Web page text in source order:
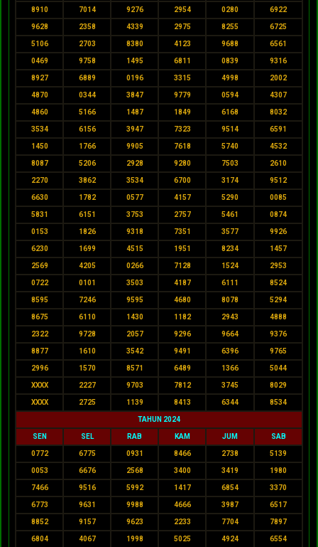
8910 7014 9276 2954 0280 6922
9628 2358 4339 2975 8255 6725
5106 2703 8380 4123 9688 6561
0469 9758 1495 6811 0839 9316
8927 6889 0196 3315 4998 2002
4870 0344 3847 9779 0594 4307
4860 5166 1487 1849 6168 8032
3534 6156 3947 7323 9514 6591
1450 1766 9905 7618 5740 4532
8087 5206 2928 9280 7503 2610
2270 3862 3534 6700 3174 9512
6630 1782 0577 4157 5290 0085
5831 6151 3753 2757 5461 0874
0153 1826 9318 7351 3577 9926
6230 1699 4515 1951 8234 1457
2569 4205 0266 7128 1524 2953
0722 0101 3503 4187 6111 8524
8595 7246 9595 4680 8078 5294
8675 6110 1430 1182 2943 4888
2322 9728 2057 9296 9664 9376
8877 1610 3542 9491 6396 9765
2996 1570 8571 6489 1366 5044
XXXX 2227 9703 7812 3745 8029
XXXX 2725 1139 8413 6344 8534
TAHUN 2024
SEN SEL RAB KAM JUM SAB
0772 6775 0931 8466 2738 5139
0053 6676 2568 3400 3419 1980
7466 9516 5992 1417 6854 3370
6773 9631 9988 4666 3987 6517
8852 9157 9623 2233 7704 7897
6804 4067 1998 5025 4924 6554